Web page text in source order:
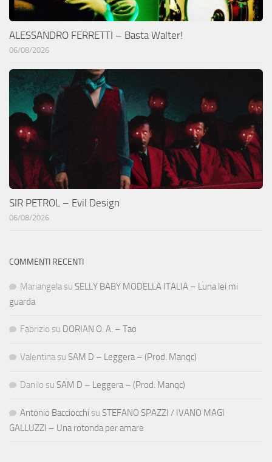
ALESSANDRO FERRETTI – Basta Walter!
06/08/2026
SIR PETROL – Evil Design
06/08/2026
COMMENTI RECENTI
Mariangela su SELLY BABY MODELLA ITALIA – Luna lei mi
guarda
Fabrizio su DORIAN O. A. – Tao
Valentina su SAM D – Leggera – (Prod. Manqc)
Danilo su SAM D – Leggera – (Prod. Manqc)
Antonio Bacciocchi su STEFANO SPAZZI / IVANO MAGI
GALLUZZI – Una rotonda per amare